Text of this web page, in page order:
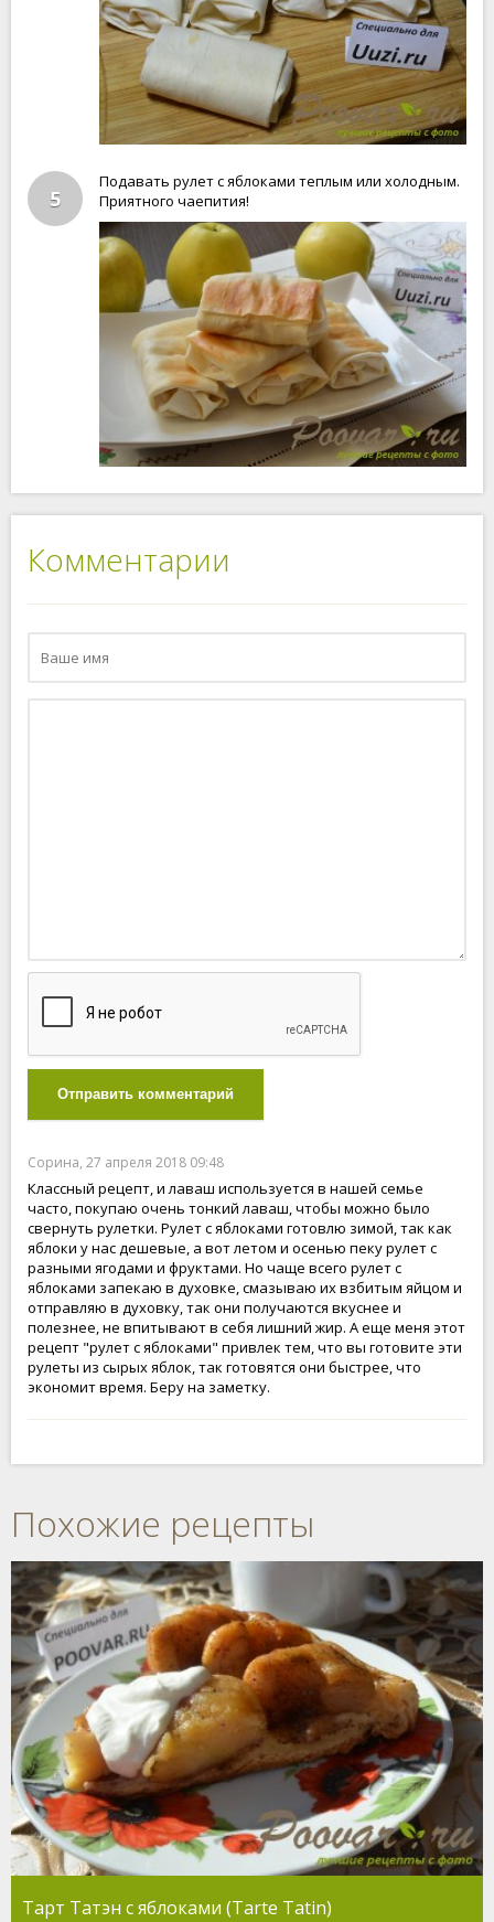
5
Подавать рулет с яблоками теплым или холодным.
Приятного чаепития!
Комментарии
Отправить комментарий
Сорина, 27 апреля 2018 09:48
Классный рецепт, и лаваш используется в нашей семье
часто, покупаю очень тонкий лаваш, чтобы можно было
свернуть рулетки. Рулет с яблоками готовлю зимой, так как
яблоки у нас дешевые, а вот летом и осенью пеку рулет с
разными ягодами и фруктами. Но чаще всего рулет с
яблоками запекаю в духовке, смазываю их взбитым яйцом и
отправляю в духовку, так они получаются вкуснее и
полезнее, не впитывают в себя лишний жир. А еще меня этот
рецепт "рулет с яблоками" привлек тем, что вы готовите эти
рулеты из сырых яблок, так готовятся они быстрее, что
экономит время. Беру на заметку.
Похожие рецепты
Тарт Татэн с яблоками (Tarte Tatin)